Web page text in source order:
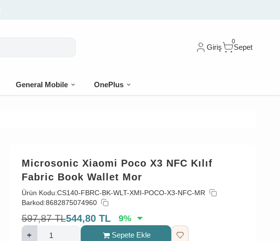
Giriş
0
Sepet
General Mobile OnePlus
Microsonic Xiaomi Poco X3 NFC Kılıf
Fabric Book Wallet Mor
Ürün Kodu:CS140-FBRC-BK-WLT-XMI-POCO-X3-NFC-MR
Barkod:8682875074960
597,87 TL544,80 TL 9%
Sepete Ekle